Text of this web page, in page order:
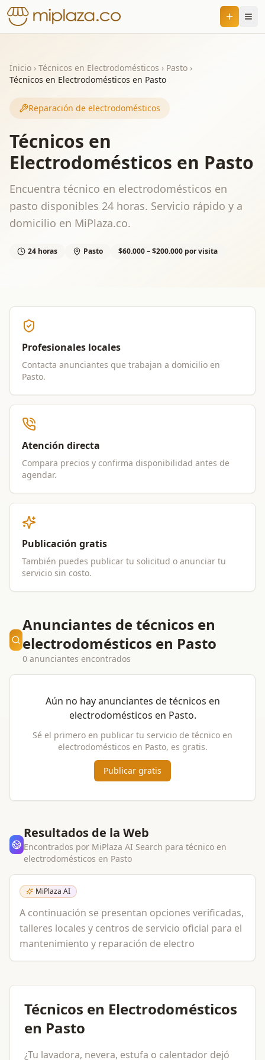
Inicio › Técnicos en Electrodomésticos › Pasto ›
Técnicos en Electrodomésticos en Pasto
Reparación de electrodomésticos
Técnicos en
Electrodomésticos en Pasto
Encuentra técnico en electrodomésticos en
pasto disponibles 24 horas. Servicio rápido y a
domicilio en MiPlaza.co.
24 horas Pasto $60.000 – $200.000 por visita
Profesionales locales
Contacta anunciantes que trabajan a domicilio en
Pasto.
Atención directa
Compara precios y confirma disponibilidad antes de
agendar.
Publicación gratis
También puedes publicar tu solicitud o anunciar tu
servicio sin costo.
Anunciantes de técnicos en
electrodomésticos en Pasto
0 anunciantes encontrados
Aún no hay anunciantes detécnicos en
electrodomésticos en Pasto.
Sé el primero en publicar tu servicio de técnico en
electrodomésticos en Pasto, es gratis.
Publicar gratis
Resultados de la Web
Encontrados por MiPlaza AI Search para técnico en
electrodomésticos en Pasto
MiPlaza AI
A continuación se presentan opciones verificadas,
talleres locales y centros de servicio oficial para el
mantenimiento y reparación de electro
Técnicos en Electrodomésticos
en Pasto
¿Tu lavadora, nevera, estufa o calentador dejó